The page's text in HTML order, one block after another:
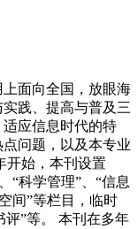
面向全国，放眼海
践、提高与普及三
应信息时代的特
问题，以及本专业
开始，本刊设置
“科学管理”、“信息
间”等栏目，临时
评”等。 本刊在多年